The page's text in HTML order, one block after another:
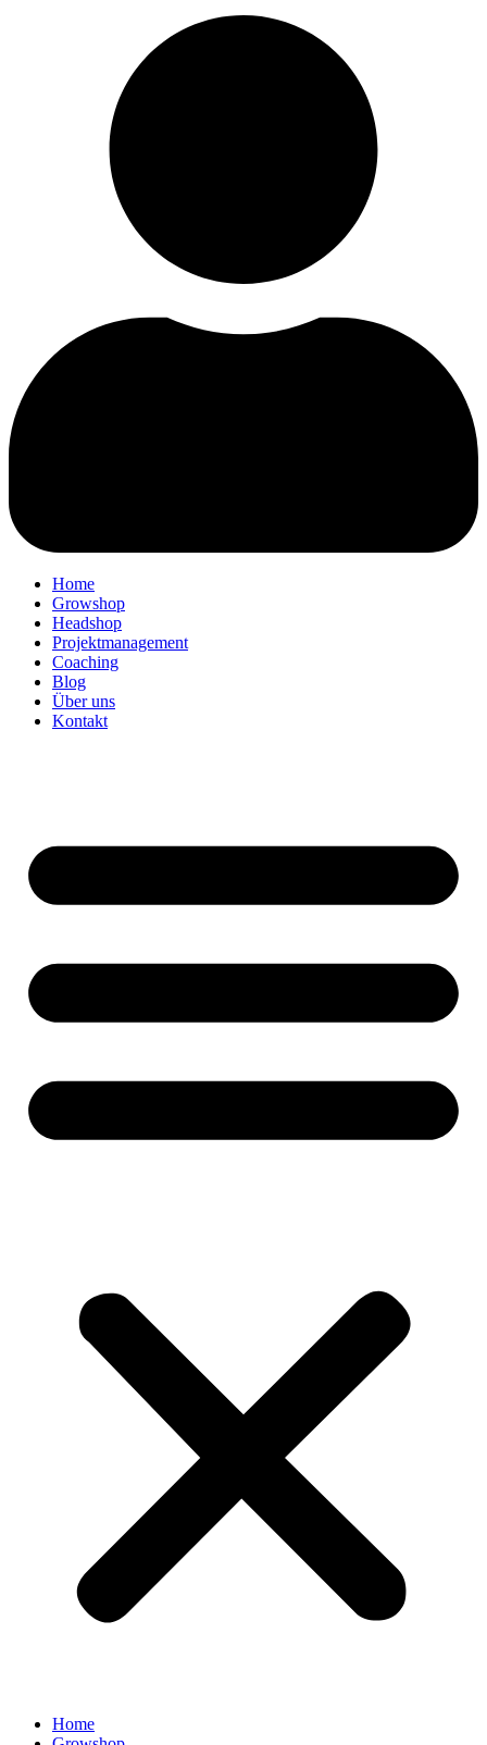
Home
Growshop
Headshop
Projektmanagement
Coaching
Blog
Über uns
Kontakt
Home